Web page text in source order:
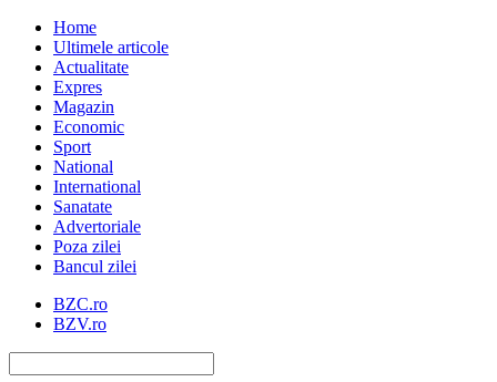
Home
Ultimele articole
Actualitate
Expres
Magazin
Economic
Sport
National
International
Sanatate
Advertoriale
Poza zilei
Bancul zilei
BZC.ro
BZV.ro